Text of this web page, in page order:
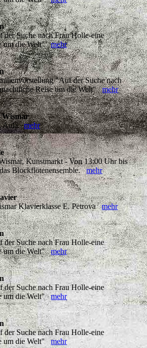
der Suche nach Frau Holle-eine
um die Welt"mehr
"Auf der Suche nach
Reise um die Welt"mehr
Wismar
Aulamehr
Kunstmarkt - Von 13:00 Uhr bis
Blockflötenensemble.mehr
Klavierklasse E. Petrovamehr
der Suche nach Frau Holle-eine
um die Welt"mehr
der Suche nach Frau Holle-eine
um die Welt"mehr
der Suche nach Frau Holle-eine
um die Welt"mehr